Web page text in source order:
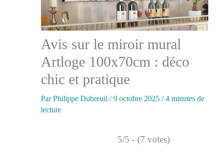
Avis sur le miroir mural
Artloge 100x70cm : déco
chic et pratique
ParPhilippe Dubreuil /9 octobre 2025 /4 minutes de
lecture
5/5 - (7 votes)